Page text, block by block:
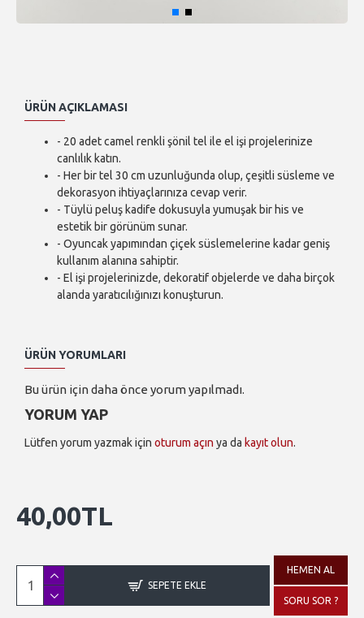
ÜRÜN AÇIKLAMASI
- 20 adet camel renkli şönil tel ile el işi projelerinize
canlılık katın.
- Her bir tel 30 cm uzunluğunda olup, çeşitli süsleme ve
dekorasyon ihtiyaçlarınıza cevap verir.
- Tüylü peluş kadife dokusuyla yumuşak bir his ve
estetik bir görünüm sunar.
- Oyuncak yapımından çiçek süslemelerine kadar geniş
kullanım alanına sahiptir.
- El işi projelerinizde, dekoratif objelerde ve daha birçok
alanda yaratıcılığınızı konuşturun.
ÜRÜN YORUMLARI
Bu ürün için daha önce yorum yapılmadı.
YORUM YAP
Lütfen yorum yazmak için oturum açın ya da kayıt olun.
40,00TL
SEPETE EKLE
HEMEN AL
SORU SOR ?